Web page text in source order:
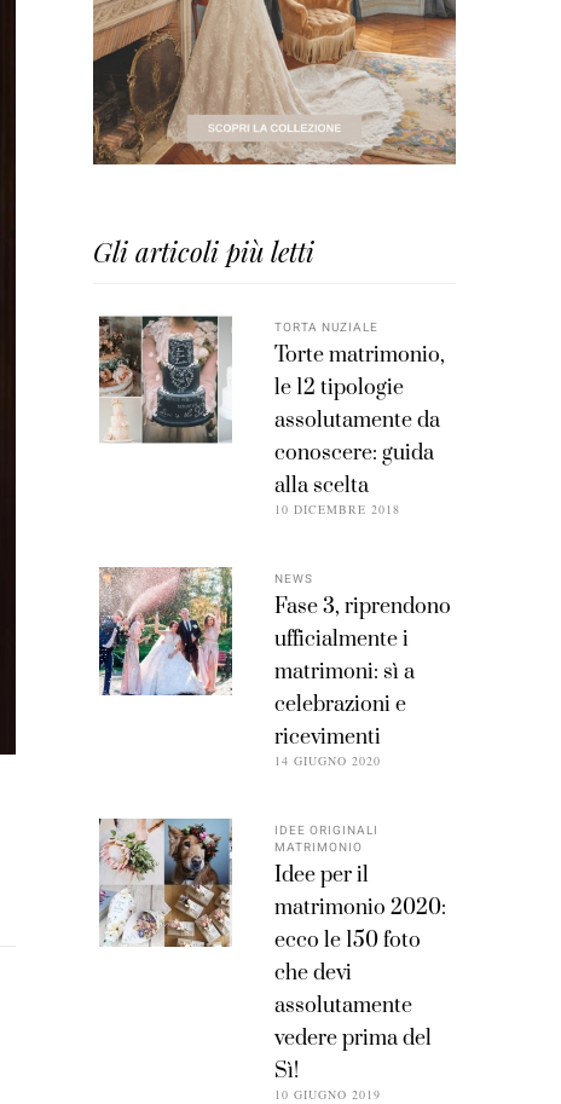
Gli articoli più letti
TORTA NUZIALE
Torte matrimonio,
le 12 tipologie
assolutamente da
conoscere: guida
alla scelta
10 DICEMBRE 2018
NEWS
Fase 3, riprendono
ufficialmente i
matrimoni: sì a
celebrazioni e
ricevimenti
14 GIUGNO 2020
IDEE ORIGINALI
MATRIMONIO
Idee per il
matrimonio 2020:
ecco le 150 foto
che devi
assolutamente
vedere prima del
Sì!
10 GIUGNO 2019